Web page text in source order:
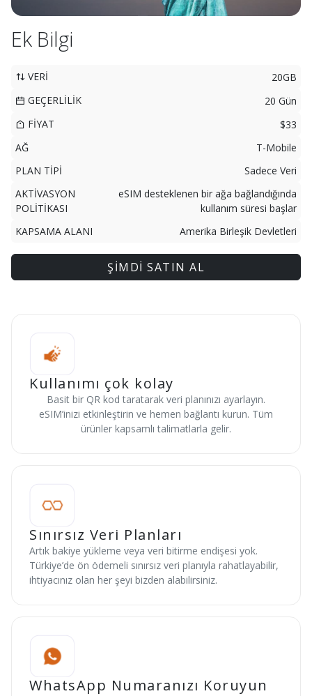
Ek Bilgi
VERİ
20GB
GEÇERLİLİK
20 Gün
FİYAT
$33
AĞ
T-Mobile
PLAN TİPİ
Sadece Veri
AKTİVASYON
POLİTİKASI
eSIM desteklenen bir ağa bağlandığında
kullanım süresi başlar
KAPSAMA ALANI
Amerika Birleşik Devletleri
ŞİMDİ SATIN AL
Kullanımı çok kolay
Basit bir QR kod taratarak veri planınızı ayarlayın.
eSIM’inizi etkinleştirin ve hemen bağlantı kurun. Tüm
ürünler kapsamlı talimatlarla gelir.
Sınırsız Veri Planları
Artık bakiye yükleme veya veri bitirme endişesi yok.
Türkiye’de ön ödemeli sınırsız veri planıyla rahatlayabilir,
ihtiyacınız olan her şeyi bizden alabilirsiniz.
WhatsApp Numaranızı Koruyun